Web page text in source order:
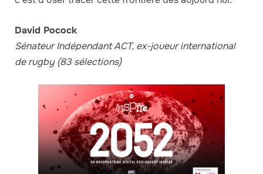
David Pocock
Sénateur Indépendant ACT, ex-joueur international
de rugby (83 sélections)